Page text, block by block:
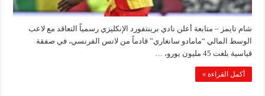
شام تايمز – متابعة أعلن نادي برينتفورد الإنكليزي رسمياً التعاقد مع لاعب
الوسط المالي “مامادو سانغاري” قادماً من لانس الفرنسي، في صفقة
قياسية بلغت 45 مليون يورو، …
أكمل القراءة »